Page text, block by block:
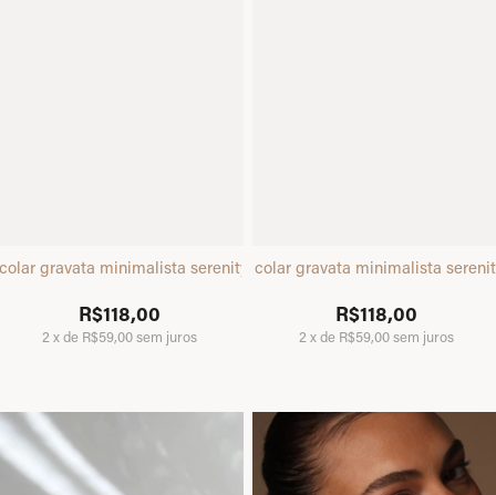
gravata minimalista serenity prata
R$118,00
2xde R$59,00sem juros
colar gravata minimalista
R$118,00
2xde R$59,00sem juros